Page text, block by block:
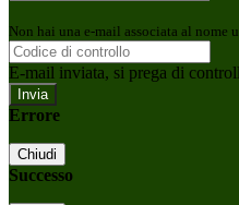
Non hai una e-mail associata al nome
E-mail inviata, si prega di
Errore
Chiudi
Successo